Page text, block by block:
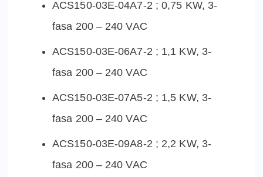
ACS150-03E-04A7-2 ; 0,75 KW, 3-
fasa 200 – 240 VAC
ACS150-03E-06A7-2 ; 1,1 KW, 3-
fasa 200 – 240 VAC
ACS150-03E-07A5-2 ; 1,5 KW, 3-
fasa 200 – 240 VAC
ACS150-03E-09A8-2 ; 2,2 KW, 3-
fasa 200 – 240 VAC